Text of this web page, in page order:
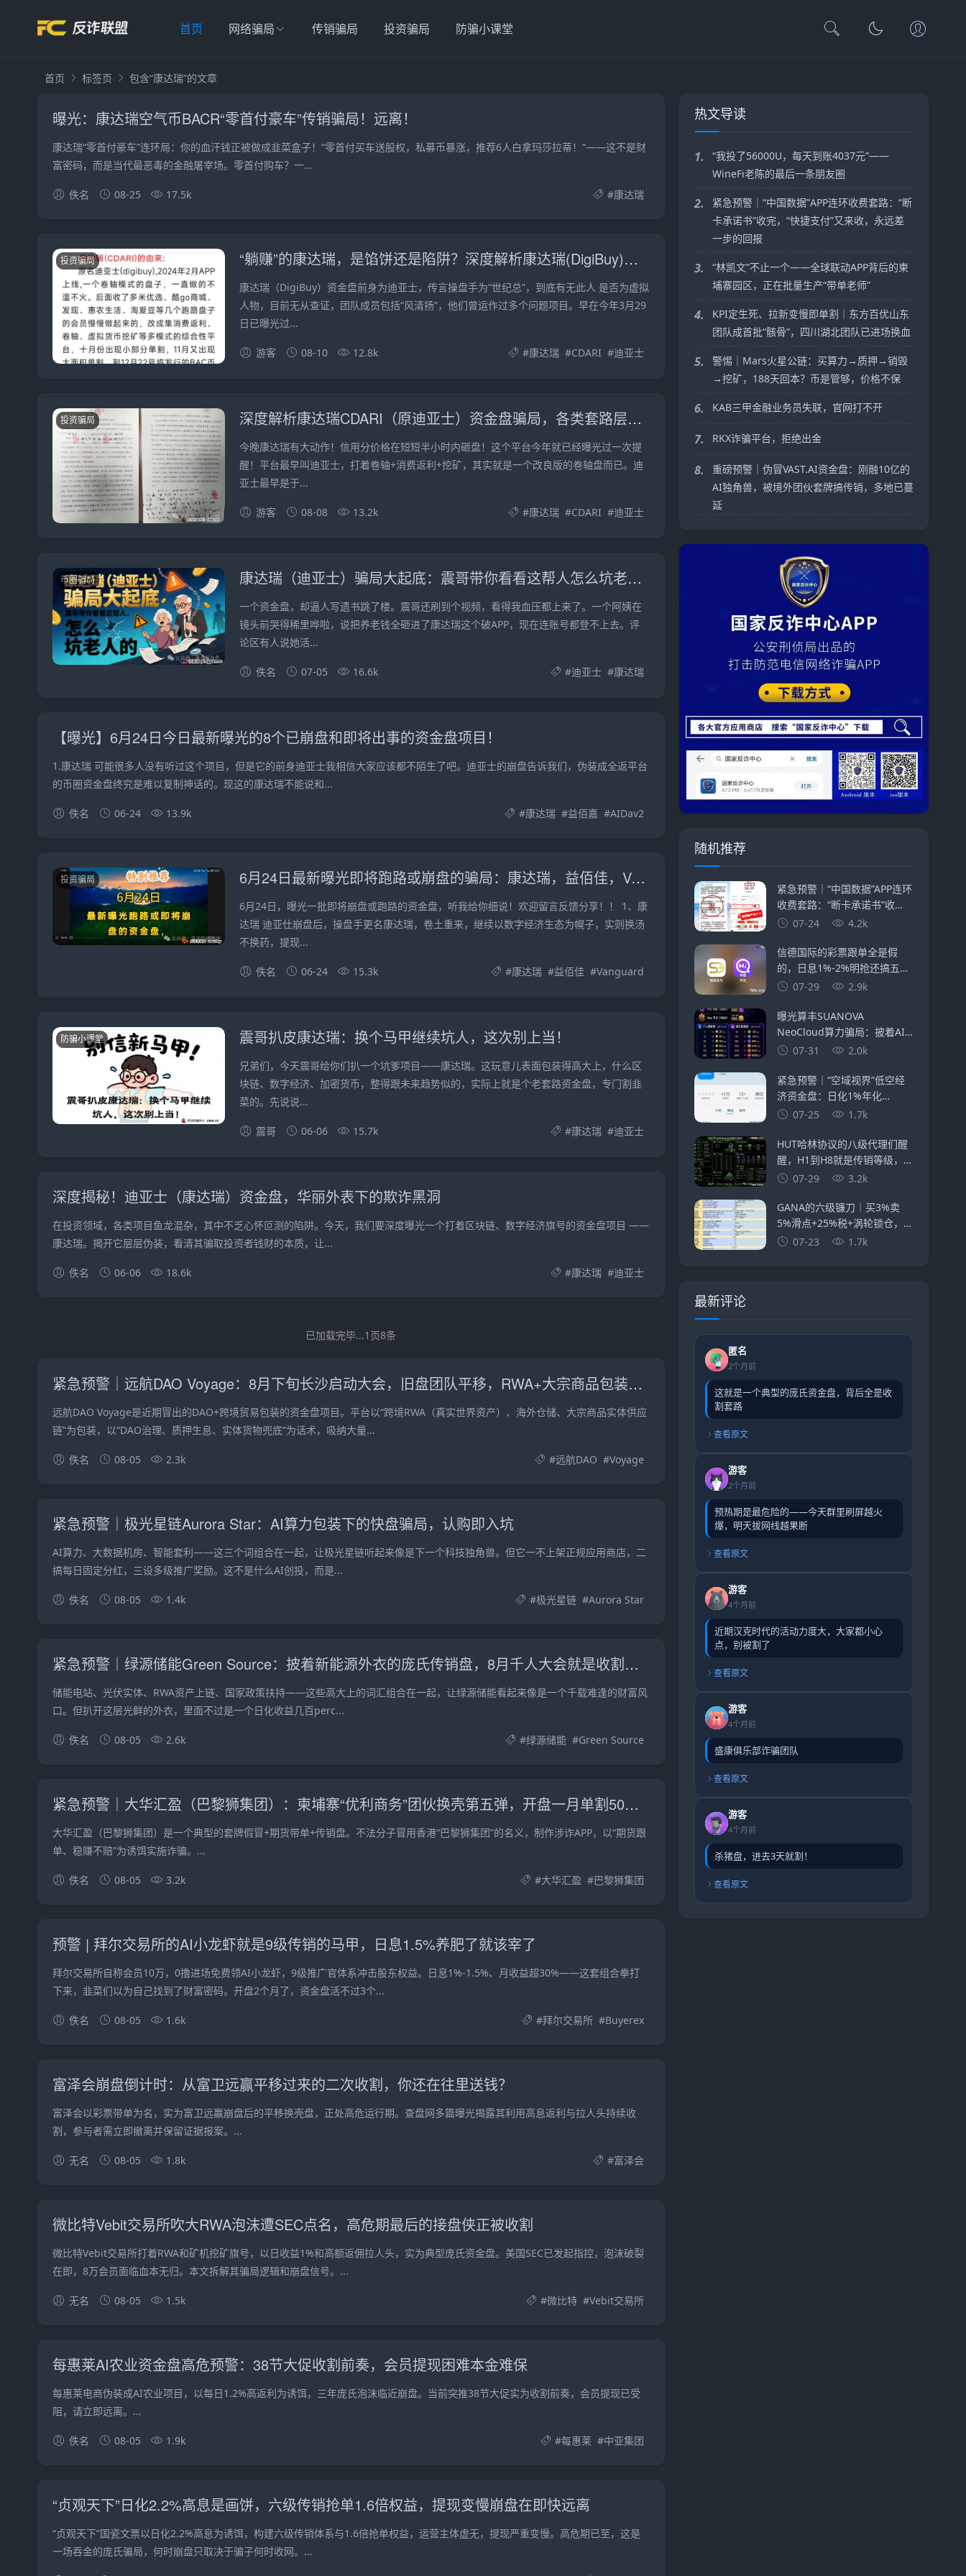
首页 网络骗局 传销骗局 投资骗局 防骗小课堂
首页 标签页 包含“康达瑞”的文章
曝光：康达瑞空气币BACR“零首付豪车”传销骗局！远离！
康达瑞“零首付豪车”连环局：你的血汗钱正被做成韭菜盒子！“零首付买车送股权，私募币暴涨，推荐6人白拿玛莎拉蒂！”——这不是财
富密码，而是当代最恶毒的金融屠宰场。零首付购车？一...
佚名 08-25 17.5k #康达瑞
投资骗局 “躺赚”的康达瑞，是馅饼还是陷阱？深度解析康达瑞(DigiBuy)卷轴类资金盘骗局
康达瑞（DigiBuy）资金盘前身为迪亚士，传言操盘手为“世纪总”，到底有无此人 是否为虚拟
人物，目前无从查证，团队成员包括“风清扬”，他们曾运作过多个问题项目。早在今年3月29
日已曝光过...
游客 08-10 12.8k #康达瑞 #CDARI #迪亚士
投资骗局 深度解析康达瑞CDARI（原迪亚士）资金盘骗局，各类套路层出不穷！
今晚康达瑞有大动作！信用分价格在短短半小时内砸盘！这个平台今年就已经曝光过一次提
醒！平台最早叫迪亚士，打着卷轴+消费返利+挖矿，其实就是一个改良版的卷轴盘而已。迪
亚士最早是于...
游客 08-08 13.2k #康达瑞 #CDARI #迪亚士
币圈骗局 康达瑞（迪亚士）骗局大起底：震哥带你看看这帮人怎么坑老人的
一个资金盘，却逼人写遗书跳了楼。震哥还刷到个视频，看得我血压都上来了。一个阿姨在
镜头前哭得稀里哗啦，说把养老钱全砸进了康达瑞这个破APP，现在连账号都登不上去。评
论区有人说她活...
佚名 07-05 16.6k #迪亚士 #康达瑞
【曝光】6月24日今日最新曝光的8个已崩盘和即将出事的资金盘项目！
1.康达瑞 可能很多人没有听过这个项目，但是它的前身迪亚士我相信大家应该都不陌生了吧。迪亚士的崩盘告诉我们，伪装成全返平台
的币圈资金盘终究是难以复制神话的。现这的康达瑞不能说和...
佚名 06-24 13.9k #康达瑞 #益佰嘉 #AIDav2
投资骗局 6月24日最新曝光即将跑路或崩盘的骗局：康达瑞，益佰佳，Vanguard，元大资本有
6月24日，曝光一批即将崩盘或跑路的资金盘，听我给你细说！欢迎留言反馈分享！！ 1、康
达瑞 迪亚仕崩盘后，操盘手更名康达瑞，卷土重来，继续以数字经济生态为幌子，实则换汤
不换药，提现...
佚名 06-24 15.3k #康达瑞 #益佰佳 #Vanguard
防骗小课堂 震哥扒皮康达瑞：换个马甲继续坑人，这次别上当！
兄弟们，今天震哥给你们扒一个坑爹项目——康达瑞。这玩意儿表面包装得高大上，什么区
块链、数字经济、加密货币，整得跟未来趋势似的，实际上就是个老套路资金盘，专门割韭
菜的。先说说...
震哥 06-06 15.7k #康达瑞 #迪亚士
深度揭秘！迪亚士（康达瑞）资金盘，华丽外表下的欺诈黑洞
在投资领域，各类项目鱼龙混杂，其中不乏心怀叵测的陷阱。今天，我们要深度曝光一个打着区块链、数字经济旗号的资金盘项目 ——
康达瑞。揭开它层层伪装，看清其骗取投资者钱财的本质，让...
佚名 06-06 18.6k #康达瑞 #迪亚士
已加载完毕...1页8条
紧急预警｜远航DAO Voyage：8月下旬长沙启动大会，旧盘团队平移，RWA+大宗商品包装——又是庞氏滚盘的老剧本
远航DAO Voyage是近期冒出的DAO+跨境贸易包装的资金盘项目。平台以“跨境RWA（真实世界资产）、海外仓储、大宗商品实体供应
链”为包装，以“DAO治理、质押生息、实体货物兜底”为话术，吸纳大量...
佚名 08-05 2.3k #远航DAO #Voyage
紧急预警｜极光星链Aurora Star：AI算力包装下的快盘骗局，认购即入坑
AI算力、大数据机房、智能套利——这三个词组合在一起，让极光星链听起来像是下一个科技独角兽。但它一不上架正规应用商店，二
搞每日固定分红，三设多级推广奖励。这不是什么AI创投，而是...
佚名 08-05 1.4k #极光星链 #Aurora Star
紧急预警｜绿源储能Green Source：披着新能源外衣的庞氏传销盘，8月千人大会就是收割信号
储能电站、光伏实体、RWA资产上链、国家政策扶持——这些高大上的词汇组合在一起，让绿源储能看起来像是一个千载难逢的财富风
口。但扒开这层光鲜的外衣，里面不过是一个日化收益几百perc...
佚名 08-05 2.6k #绿源储能 #Green Source
紧急预警｜大华汇盈（巴黎狮集团）：柬埔寨“优利商务”团伙换壳第五弹，开盘一月单割50人，辉立期货、华融共创怎么崩的它就怎么崩
大华汇盈（巴黎狮集团）是一个典型的套牌假冒+期货带单+传销盘。不法分子冒用香港“巴黎狮集团”的名义，制作涉诈APP，以“期货跟
单、稳赚不赔”为诱饵实施诈骗。...
佚名 08-05 3.2k #大华汇盈 #巴黎狮集团
预警 | 拜尔交易所的AI小龙虾就是9级传销的马甲，日息1.5%养肥了就该宰了
拜尔交易所自称会员10万，0撸进场免费领AI小龙虾，9级推广官体系冲击股东权益。日息1%-1.5%、月收益超30%——这套组合拳打
下来，韭菜们以为自己找到了财富密码。开盘2个月了，资金盘活不过3个...
佚名 08-05 1.6k #拜尔交易所 #Buyerex
富泽会崩盘倒计时：从富卫远赢平移过来的二次收割，你还在往里送钱？
富泽会以彩票带单为名，实为富卫远赢崩盘后的平移换壳盘，正处高危运行期。查盘网多篇曝光揭露其利用高息返利与拉人头持续收
割，参与者需立即撤离并保留证据报案。...
无名 08-05 1.8k #富泽会
微比特Vebit交易所吹大RWA泡沫遭SEC点名，高危期最后的接盘侠正被收割
微比特Vebit交易所打着RWA和矿机挖矿旗号，以日收益1%和高额返佣拉人头，实为典型庞氏资金盘。美国SEC已发起指控，泡沫破裂
在即，8万会员面临血本无归。本文拆解其骗局逻辑和崩盘信号。...
无名 08-05 1.5k #微比特 #Vebit交易所
每惠莱AI农业资金盘高危预警：38节大促收割前奏，会员提现困难本金难保
每惠莱电商伪装成AI农业项目，以每日1.2%高返利为诱饵，三年庞氏泡沫临近崩盘。当前突推38节大促实为收割前奏，会员提现已受
阻，请立即远离。...
佚名 08-05 1.9k #每惠莱 #中亚集团
“贞观天下”日化2.2%高息是画饼，六级传销抢单1.6倍权益，提现变慢崩盘在即快远离
“贞观天下”国瓷文票以日化2.2%高息为诱饵，构建六级传销体系与1.6倍抢单权益，运营主体虚无，提现严重变慢。高危期已至，这是
一场吞金的庞氏骗局，何时崩盘只取决于骗子何时收网。...
热文导读
1.
“我投了56000U，每天到账4037元”——
WineFi老陈的最后一条朋友圈
2.
紧急预警｜“中国数据”APP连环收费套路：“断
卡承诺书”收完，“快捷支付”又来收，永远差
一步的回报
3.
“林凯文”不止一个——全球联动APP背后的柬
埔寨园区，正在批量生产“带单老师”
4.
KPI定生死、拉新变慢即单割｜东方百优山东
团队成首批“骸骨”，四川湖北团队已进场换血
5.
警惕｜Mars火星公链：买算力→质押→销毁
→挖矿，188天回本？币是管够，价格不保
6. KAB三甲金融业务员失联，官网打不开
7. RKX诈骗平台，拒绝出金
8.
重磅预警｜伪冒VAST.AI资金盘：刚融10亿的
AI独角兽，被境外团伙套牌搞传销，多地已蔓
延
随机推荐
紧急预警｜“中国数据”APP连环
收费套路：“断卡承诺书”收
完，“快捷支付”又来收，永远
07-24 4.2k
信德国际的彩票跟单全是假
的，日息1%-2%明抢还搞五级
传销，鑫慷嘉换皮继续割
07-29 2.9k
曝光算丰SUANOVA
NeoCloud算力骗局：披着AI
算力外衣的庞氏资金盘骗局
07-31 2.0k
紧急预警｜“空域视界”低空经
济资金盘：日化1%年化
365%，会员6000人涉案过
智引怎么崩的，它就怎么崩
07-25 1.7k
HUT哈林协议的八级代理们醒
醒，H1到H8就是传销等级，你
赚的每一分佣金都是赃款
07-29 3.2k
GANA的六级镰刀｜买3%卖
5%滑点+25%税+涡轮锁仓，5
重收割等你入局
07-23 1.7k
最新评论
匿名
2个月前
这就是一个典型的庞氏资金盘，背后全是收
割套路
查看原文
游客
2个月前
预热期是最危险的——今天群里刷屏越火
爆，明天拔网线越果断
查看原文
游客
4个月前
近期汉克时代的活动力度大，大家都小心
点，别被割了
查看原文
游客
4个月前
盛康俱乐部诈骗团队
查看原文
游客
4个月前
杀猪盘，进去3天就割！
查看原文